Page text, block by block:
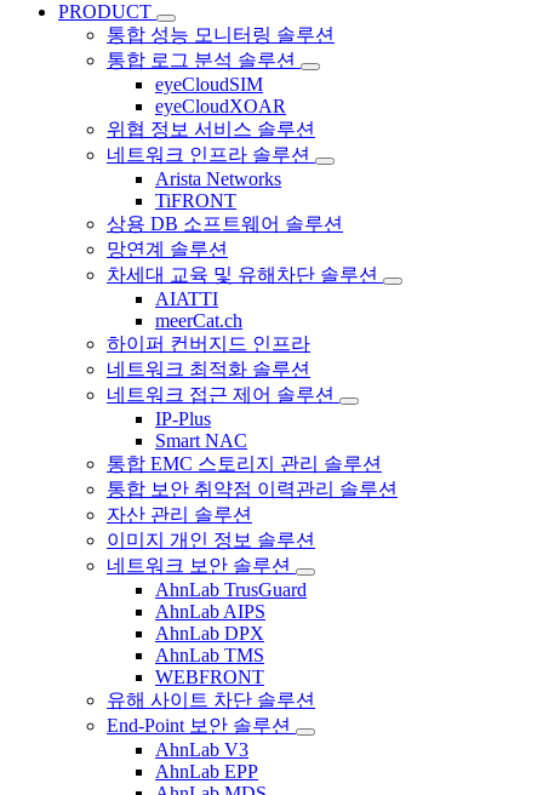
PRODUCT
통합 성능 모니터링 솔루션
통합 로그 분석 솔루션
eyeCloudSIM
eyeCloudXOAR
위협 정보 서비스 솔루션
네트워크 인프라 솔루션
Arista Networks
TiFRONT
상용 DB 소프트웨어 솔루션
망연계 솔루션
차세대 교육 및 유해차단 솔루션
AIATTI
meerCat.ch
하이퍼 컨버지드 인프라
네트워크 최적화 솔루션
네트워크 접근 제어 솔루션
IP-Plus
Smart NAC
통합 EMC 스토리지 관리 솔루션
통합 보안 취약점 이력관리 솔루션
자산 관리 솔루션
이미지 개인 정보 솔루션
네트워크 보안 솔루션
AhnLab TrusGuard
AhnLab AIPS
AhnLab DPX
AhnLab TMS
WEBFRONT
유해 사이트 차단 솔루션
End-Point 보안 솔루션
AhnLab V3
AhnLab EPP